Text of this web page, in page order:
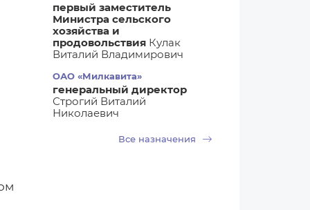
первый заместитель
Министра сельского
хозяйства и
продовольствия Кулак
Виталий Владимирович
ОАО «Милкавита»
генеральный директор
Строгий Виталий
Николаевич
Все назначения